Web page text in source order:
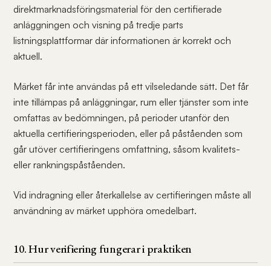
direktmarknadsföringsmaterial för den certifierade
anläggningen och visning på tredje parts
listningsplattformar där informationen är korrekt och
aktuell.
Märket får inte användas på ett vilseledande sätt. Det får
inte tillämpas på anläggningar, rum eller tjänster som inte
omfattas av bedömningen, på perioder utanför den
aktuella certifieringsperioden, eller på påståenden som
går utöver certifieringens omfattning, såsom kvalitets-
eller rankningspåståenden.
Vid indragning eller återkallelse av certifieringen måste all
användning av märket upphöra omedelbart.
10. Hur verifiering fungerar i praktiken